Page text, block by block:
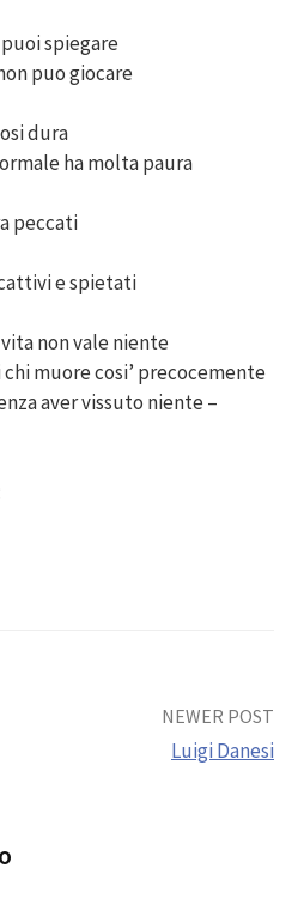
spiegare
puo giocare
dura
ha molta paura
peccati
e spietati
non vale niente
muore cosi’ precocemente
aver vissuto niente –
NEWER POST
Luigi Danesi